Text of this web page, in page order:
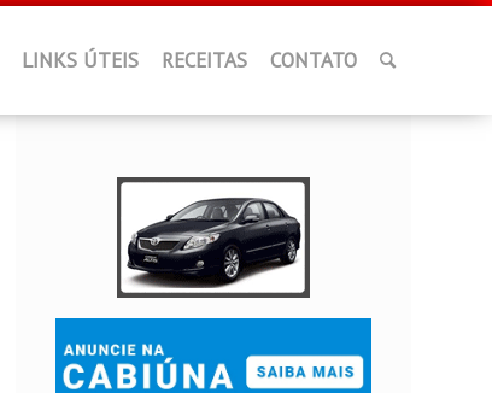
LINKS ÚTEIS RECEITAS CONTATO